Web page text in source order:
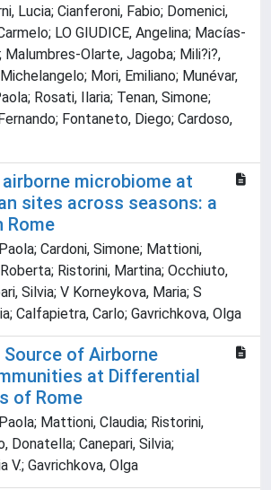
Lucia; Cianferoni, Fabio; Domenici,
LO GIUDICE, Angelina; Macías-
Malumbres-Olarte, Jagoba; Mili?i?,
Mori, Emiliano; Munévar,
Rosati, Ilaria; Tenan, Simone;
Fontaneto, Diego; Cardoso,
microbiome at
sites across seasons: a
Rome
Cardoni, Simone; Mattioni,
Ristorini, Martina; Occhiuto,
Silvia; V Korneykova, Maria; S
Calfapietra, Carlo; Gavrichkova, Olga
Source of Airborne
at Differential
of Rome
Mattioni, Claudia; Ristorini,
Donatella; Canepari, Silvia;
V.; Gavrichkova, Olga